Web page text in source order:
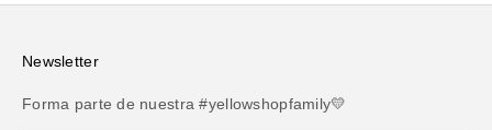
Newsletter
Forma parte de nuestra #yellowshopfamily💛